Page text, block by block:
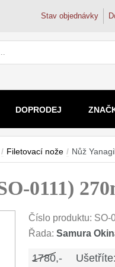
Stav objednávky
nože
Pro
DOPRODEJ
/ Filetovací nože / Nůž
0111)
Číslo produktu: SO-
Řada: Samura
1780,-